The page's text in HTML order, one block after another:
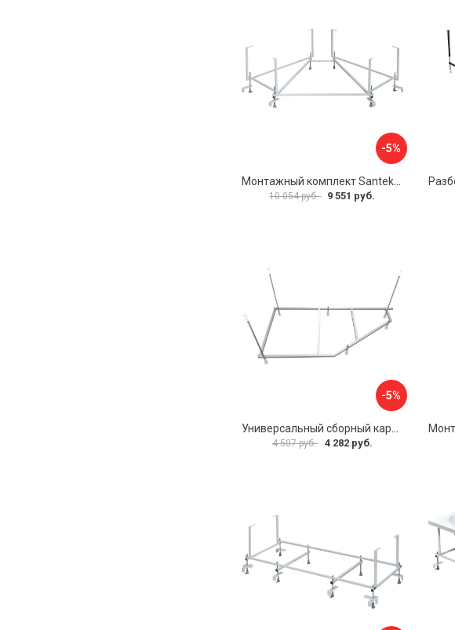
-5%
Монтажный комплект Santek КАРИБЫ 1.WH11.2.430 00000046546
10 054 руб. 9 551 руб.
-5%
4 507 руб. 4 282 руб.